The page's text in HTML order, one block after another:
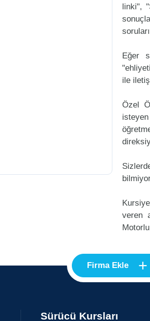
linki",
Eğer
ile
Özel
veren
Firma Ekle +
Sürücü Kursları